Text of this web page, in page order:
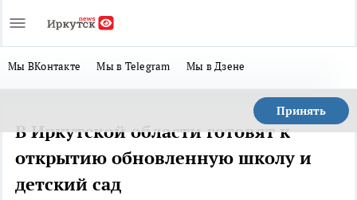
Мы ВКонтакте Мы в Telegram Мы в Дзене
Принять
В Иркутской области готовят к
открытию обновленную школу и
детский сад